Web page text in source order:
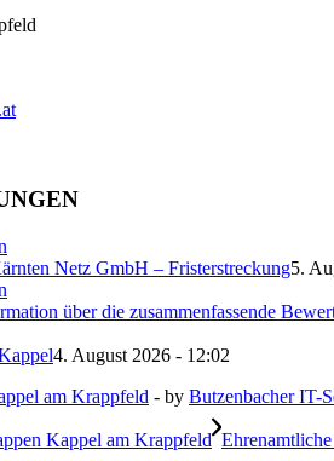
Netz GmbH – Fristerstreckung5.
über die zusammenfassende
4. August 2026 - 12:02
am Krappfeld - by Butzenbacher IT-